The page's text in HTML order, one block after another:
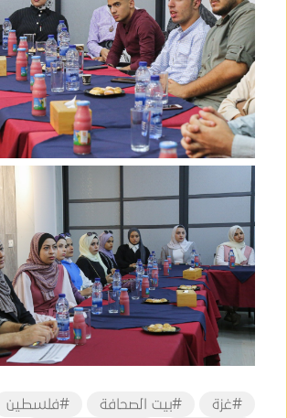
#غزة #بيت الصحافة #فلسطين